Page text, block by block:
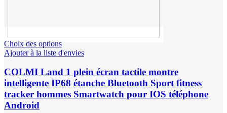
Choix des options
Ajouter à la liste d'envies
COLMI Land 1 plein écran tactile montre
intelligente IP68 étanche Bluetooth Sport fitness
tracker hommes Smartwatch pour IOS téléphone
Android